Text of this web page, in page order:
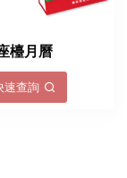
檯月曆
速查詢